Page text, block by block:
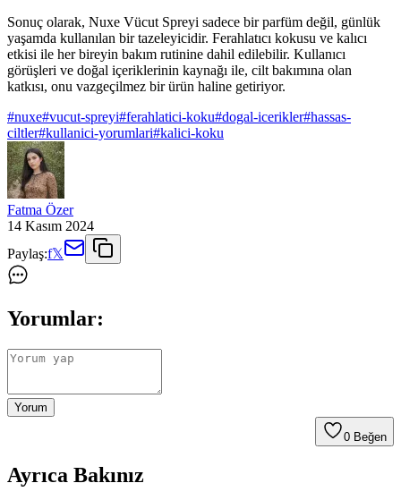
Sonuç olarak, Nuxe Vücut Spreyi sadece bir parfüm değil, günlük
yaşamda kullanılan bir tazeleyicidir. Ferahlatıcı kokusu ve kalıcı
etkisi ile her bireyin bakım rutinine dahil edilebilir. Kullanıcı
görüşleri ve doğal içeriklerinin kaynağı ile, cilt bakımına olan
katkısı, onu vazgeçilmez bir ürün haline getiriyor.
#nuxe#vucut-spreyi#ferahlatici-koku#dogal-icerikler#hassas-
ciltler#kullanici-yorumlari#kalici-koku
Fatma Özer
14 Kasım 2024
Paylaş:f𝕏
Yorumlar:
Yorum
0 Beğen
Ayrıca Bakınız